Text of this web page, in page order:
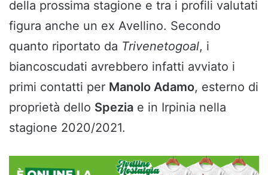
della prossima stagione e tra i profili valutati
figura anche un ex Avellino. Secondo
quanto riportato da Trivenetogoal, i
biancoscudati avrebbero infatti avviato i
primi contatti per Manolo Adamo, esterno di
proprietà dello Spezia e in Irpinia nella
stagione 2020/2021.